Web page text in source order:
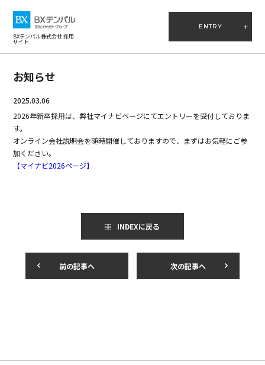
BXテンパル株式会社 採用
サイト
ENTRY
お知らせ
2025.03.06
2026年新卒採用は、弊社マイナビページにてエントリーを受付しておりま
す。
オンライン会社説明会を随時開催しておりますので、まずはお気軽にご参
加ください。
【マイナビ2026ページ】
INDEXに戻る
前の記事へ 次の記事へ